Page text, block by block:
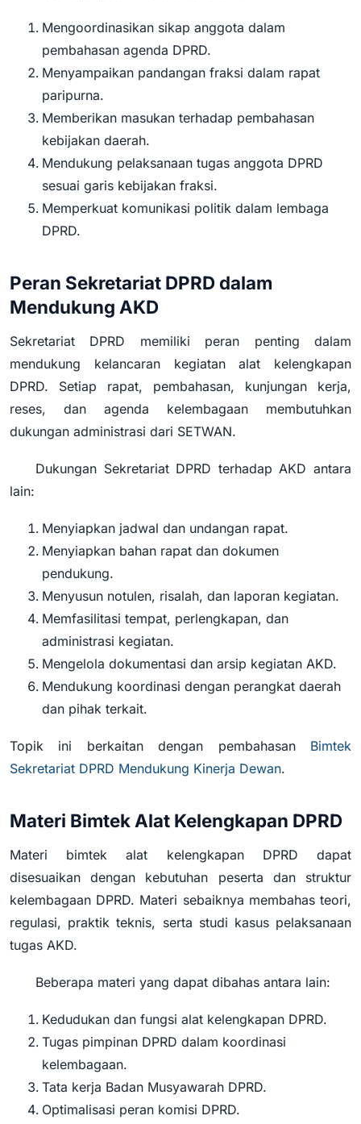
Mengoordinasikan sikap anggota dalam
pembahasan agenda DPRD.
Menyampaikan pandangan fraksi dalam rapat
paripurna.
Memberikan masukan terhadap pembahasan
kebijakan daerah.
Mendukung pelaksanaan tugas anggota DPRD
sesuai garis kebijakan fraksi.
Memperkuat komunikasi politik dalam lembaga
DPRD.
Peran Sekretariat DPRD dalam
Mendukung AKD
Sekretariat DPRD memiliki peran penting dalam
mendukung kelancaran kegiatan alat kelengkapan
DPRD. Setiap rapat, pembahasan, kunjungan kerja,
reses, dan agenda kelembagaan membutuhkan
dukungan administrasi dari SETWAN.
Dukungan Sekretariat DPRD terhadap AKD antara
lain:
Menyiapkan jadwal dan undangan rapat.
Menyiapkan bahan rapat dan dokumen
pendukung.
Menyusun notulen, risalah, dan laporan kegiatan.
Memfasilitasi tempat, perlengkapan, dan
administrasi kegiatan.
Mengelola dokumentasi dan arsip kegiatan AKD.
Mendukung koordinasi dengan perangkat daerah
dan pihak terkait.
Topik ini berkaitan dengan pembahasan Bimtek
Sekretariat DPRD Mendukung Kinerja Dewan.
Materi Bimtek Alat Kelengkapan DPRD
Materi bimtek alat kelengkapan DPRD dapat
disesuaikan dengan kebutuhan peserta dan struktur
kelembagaan DPRD. Materi sebaiknya membahas teori,
regulasi, praktik teknis, serta studi kasus pelaksanaan
tugas AKD.
Beberapa materi yang dapat dibahas antara lain:
Kedudukan dan fungsi alat kelengkapan DPRD.
Tugas pimpinan DPRD dalam koordinasi
kelembagaan.
Tata kerja Badan Musyawarah DPRD.
Optimalisasi peran komisi DPRD.